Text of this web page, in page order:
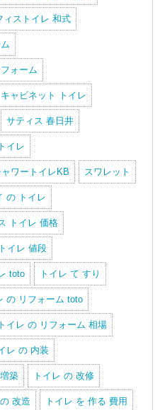
ィストイレ 和式
ォーム
キャビネット トイレ
サティス 春日井
イレ
ャワートイレKB スワレット
の トイレ
トイレ 価格
イレ 値段
toto トイレ て すり
の リフォーム toto
トイレ の リフォーム 相場
レ の 内装
築 トイレ の 改修
改造 トイレ を 作る 費用